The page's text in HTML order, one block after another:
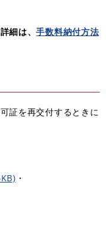
細は、手数料納付方法
証を再交付するときに
・